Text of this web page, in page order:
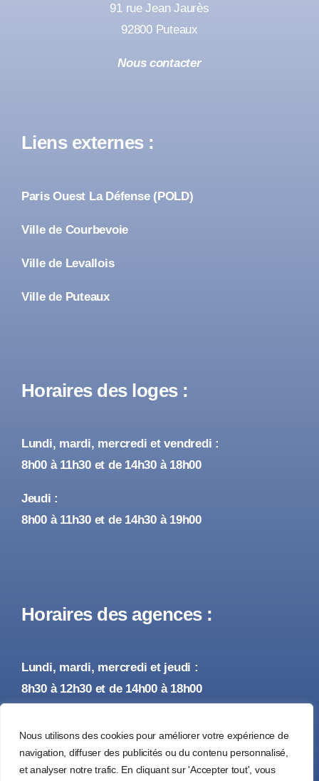
Nous utilisons des cookies pour améliorer votre expérience de
navigation, diffuser des publicités ou du contenu personnalisé,
et analyser notre trafic. En cliquant sur 'Accepter tout', vous
91 rue Jean Jaurès
92800 Puteaux
Nous contacter
Liens externes :
Paris Ouest La Défense (POLD)
Ville de Courbevoie
Ville de Levallois
Ville de Puteaux
Horaires des loges :
Lundi, mardi, mercredi et vendredi :
8h00 à 11h30 et de 14h30 à 18h00
Jeudi :
8h00 à 11h30 et de 14h30 à 19h00
Horaires des agences :
Lundi, mardi, mercredi et jeudi :
8h30 à 12h30 et de 14h00 à 18h00
8h30 à 12h30 et de 14h00 à 17h00